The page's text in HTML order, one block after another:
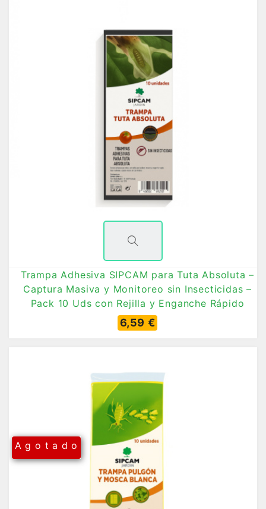
Trampa Adhesiva SIPCAM para Tuta Absoluta –
Captura Masiva y Monitoreo sin Insecticidas –
Pack 10 Uds con Rejilla y Enganche Rápido
6,59 €
A g o t a d o